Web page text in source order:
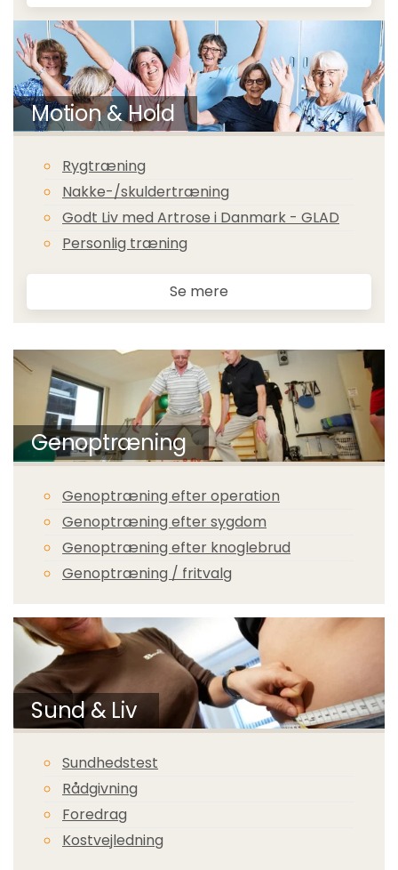
Motion & Hold
Rygtræning
Nakke-/skuldertræning
Godt Liv med Artrose i Danmark - GLAD
Personlig træning
Se mere
Genoptræning
Genoptræning efter operation
Genoptræning efter sygdom
Genoptræning efter knoglebrud
Genoptræning / fritvalg
Sund & Liv
Sundhedstest
Rådgivning
Foredrag
Kostvejledning